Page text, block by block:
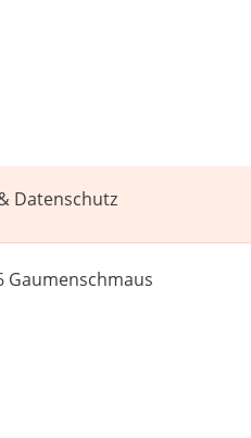
Datenschutz
Gaumenschmaus